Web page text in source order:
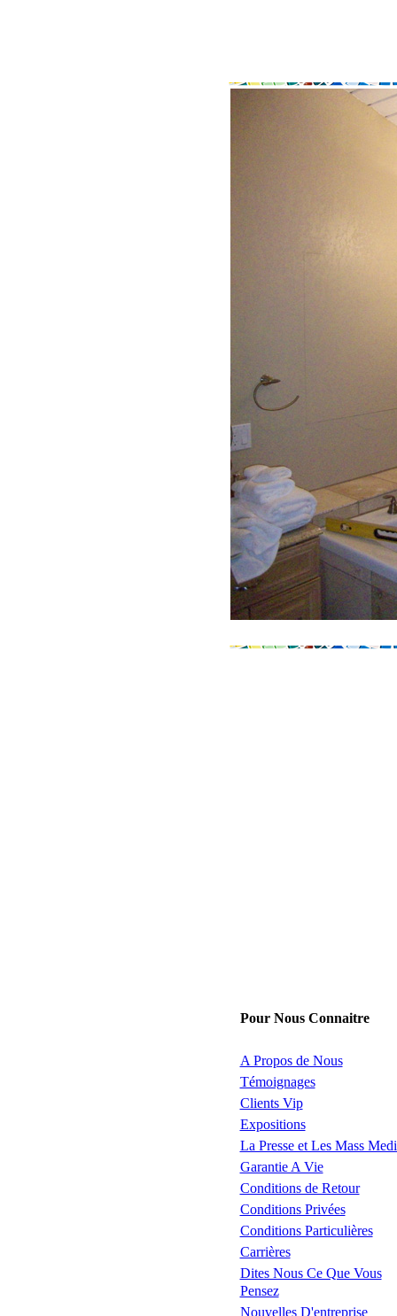
Pour Nous Connaitre
A Propos de Nous
Témoignages
Clients Vip
Expositions
La Presse et Les Mass
Garantie A Vie
Conditions de Retour
Conditions Privées
Conditions Particulières
Carrières
Dites Nous Ce Que Vous
Pensez
Nouvelles D'entreprise